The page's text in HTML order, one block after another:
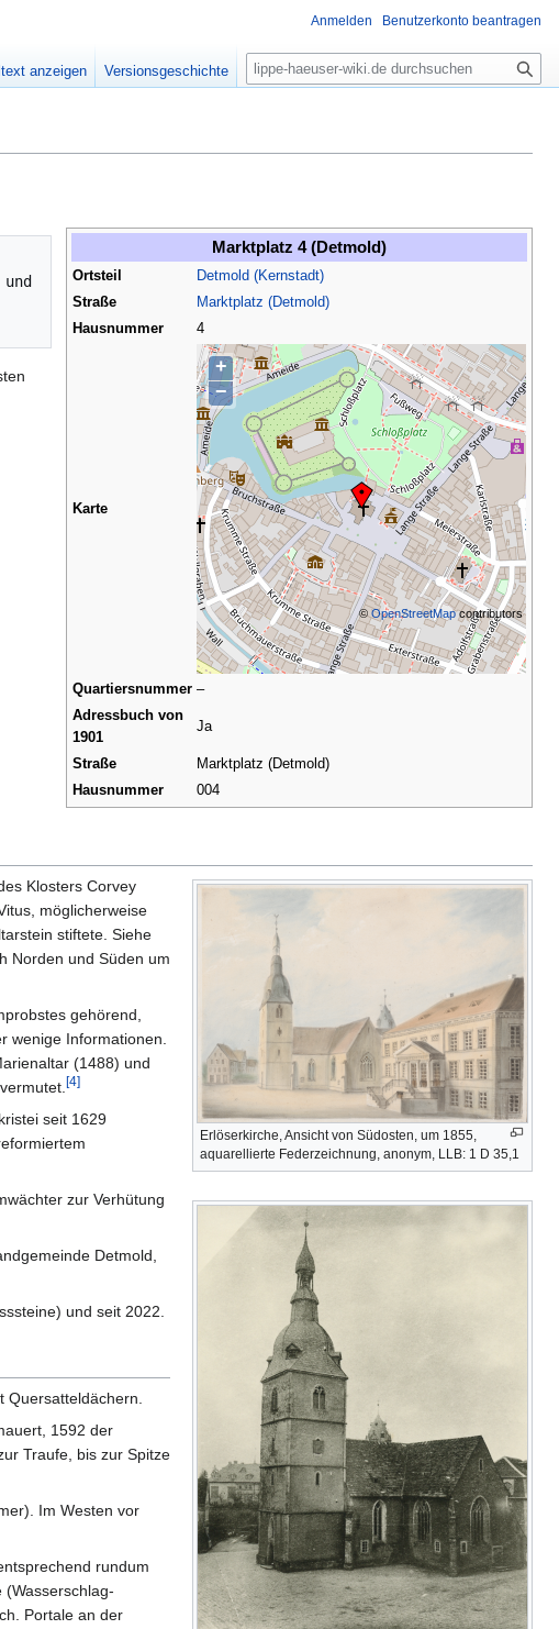
Marktplatz 4 (Detmold)
Ortsteil
Detmold (Kernstadt)
Straße
Marktplatz (Detmold)
Hausnummer
4
Karte
+
−
©OpenStreetMapcontributors
Quartiersnummer –
Adressbuch von
1901
Ja
Straße
Marktplatz (Detmold)
Hausnummer
004
Erlöserkirche, Ansicht von Südosten, um 1855,
aquarellierte Federzeichnung, anonym, LLB: 1 D 35,1
Klosters Corvey
möglicherweise
stiftete. Siehe
Norden und Süden um
gehörend,
wenige Informationen.
(1488) und
[4]
seit 1629
zur Verhütung
Detmold,
und seit 2022.
1592 der
Traufe, bis zur Spitze
Im Westen vor
rundum
Portale an der
Anmelden Benutzerkonto beantragen
anzeigen Versionsgeschichte
S
u
e